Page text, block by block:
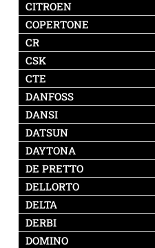
CITROEN
COPERTONE
CR
CSK
CTE
DANFOSS
DANSI
DATSUN
DAYTONA
DE PRETTO
DELLORTO
DELTA
DERBI
DOMINO